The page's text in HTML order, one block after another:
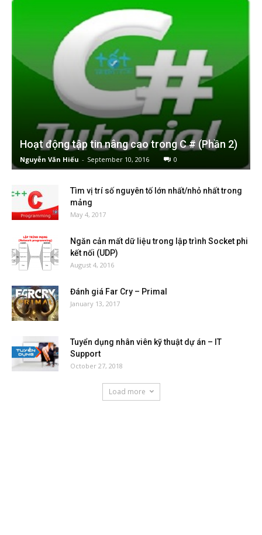
Hoạt động tập tin nâng cao trong C # (Phần 2)
Nguyễn Văn Hiếu - September 10, 2016 0
Tìm vị trí số nguyên tố lớn nhất/nhỏ nhất trong
mảng
May 4, 2017
Ngăn cản mất dữ liệu trong lập trình Socket phi
kết nối (UDP)
August 4, 2016
Đánh giá Far Cry – Primal
January 13, 2017
Tuyển dụng nhân viên kỹ thuật dự án – IT
Support
October 27, 2018
Load more